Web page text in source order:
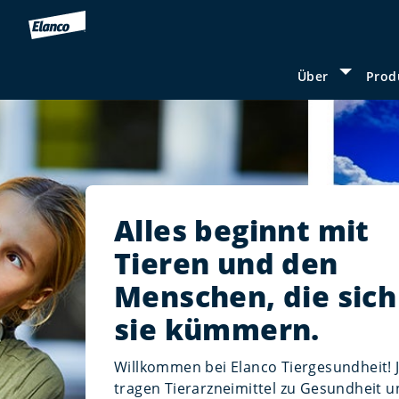
Über Show
Alles beginnt mit
Tieren und den
Menschen, die
sie kümmern.
Willkommen bei Elanco Tiergesundheit!
tragen Tierarzneimittel zu Gesundheit